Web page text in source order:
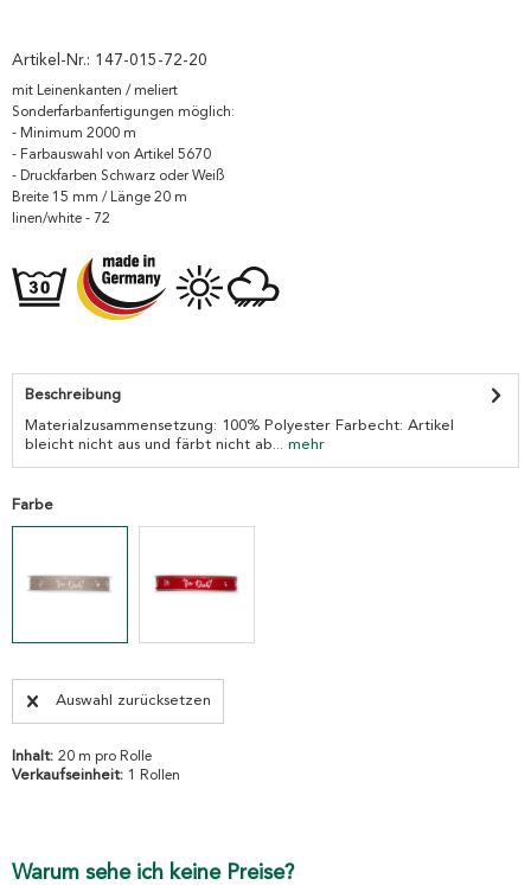
Artikel-Nr.: 147-015-72-20
mit Leinenkanten / meliert
Sonderfarbanfertigungen möglich:
- Minimum 2000 m
- Farbauswahl von Artikel 5670
- Druckfarben Schwarz oder Weiß
Breite 15 mm / Länge 20 m
linen/white - 72
Beschreibung
Materialzusammensetzung: 100% Polyester Farbecht: Artikel
bleicht nicht aus und färbt nicht ab... mehr
Farbe
Auswahl zurücksetzen
Inhalt: 20 m pro Rolle
Verkaufseinheit: 1 Rollen
Warum sehe ich keine Preise?